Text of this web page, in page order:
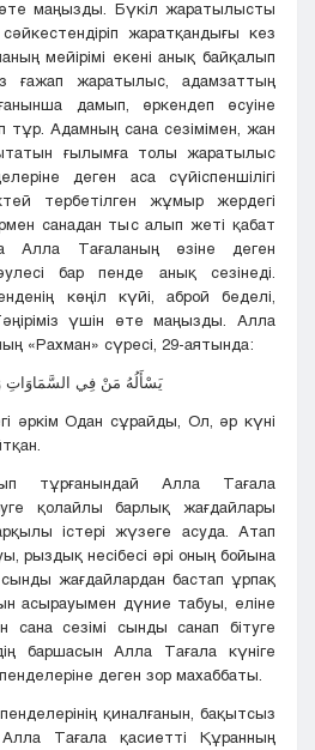
маңызды. Бүкіл жаратылысты
жаратқандығы кез
мейірімі екені анық байқалып
ғажап жаратылыс, адамзаттың
дамып, өркендеп өсуіне
Адамның сана сезімімен, жан
ғылымға толы жаратылыс
деген аса сүйіспеншілігі
тербетілген жұмыр жердегі
санадан тыс алып жеті қабат
Алла Тағаланың өзіне деген
бар пенде анық сезінеді.
көңіл күйі, аброй беделі,
үшін өте маңызды. Алла
«Рахман» сүресі, 29-аятында:
يَسْأَلُهُ مَنْ فِي
әркім Одан сұрайды, Ол, әр күні
тұрғанындай Алла Тағала
қолайлы барлық жағдайлары
істері жүзеге асуда. Атап
рыздық несібесі әрі оның бойына
жағдайлардан бастап ұрпақ
асырауымен дүние табуы, еліне
сана сезімі сынды санап бітуге
баршасын Алла Тағала күніге
деген зор махаббаты.
қиналғанын, бақытсыз
Тағала қасиетті Құранның